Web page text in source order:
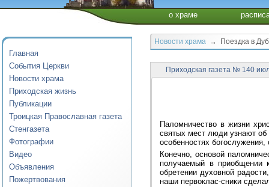
о храме
Главная
События Церкви
Новости храма
Приходская жизнь
Публикации
Троицкая Православная газета
Стенгазета
Фотографии
Видео
Объявления
Пожертвования
Новости храма → Поездка в
Приходская газета № 140
Паломничество в жизни
святых мест люди узнают
особенностях
Конечно, основой
получаемый в
обретении духовной
наши первоклас-сники